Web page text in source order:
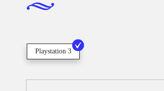
Playstation 3